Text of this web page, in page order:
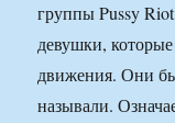
группы Pussy
девушки,
движения. Они
называли.